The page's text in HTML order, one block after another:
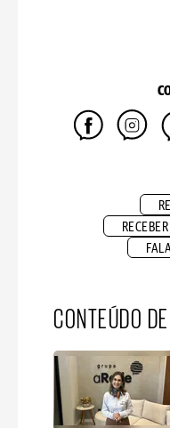
CONTEÚDO